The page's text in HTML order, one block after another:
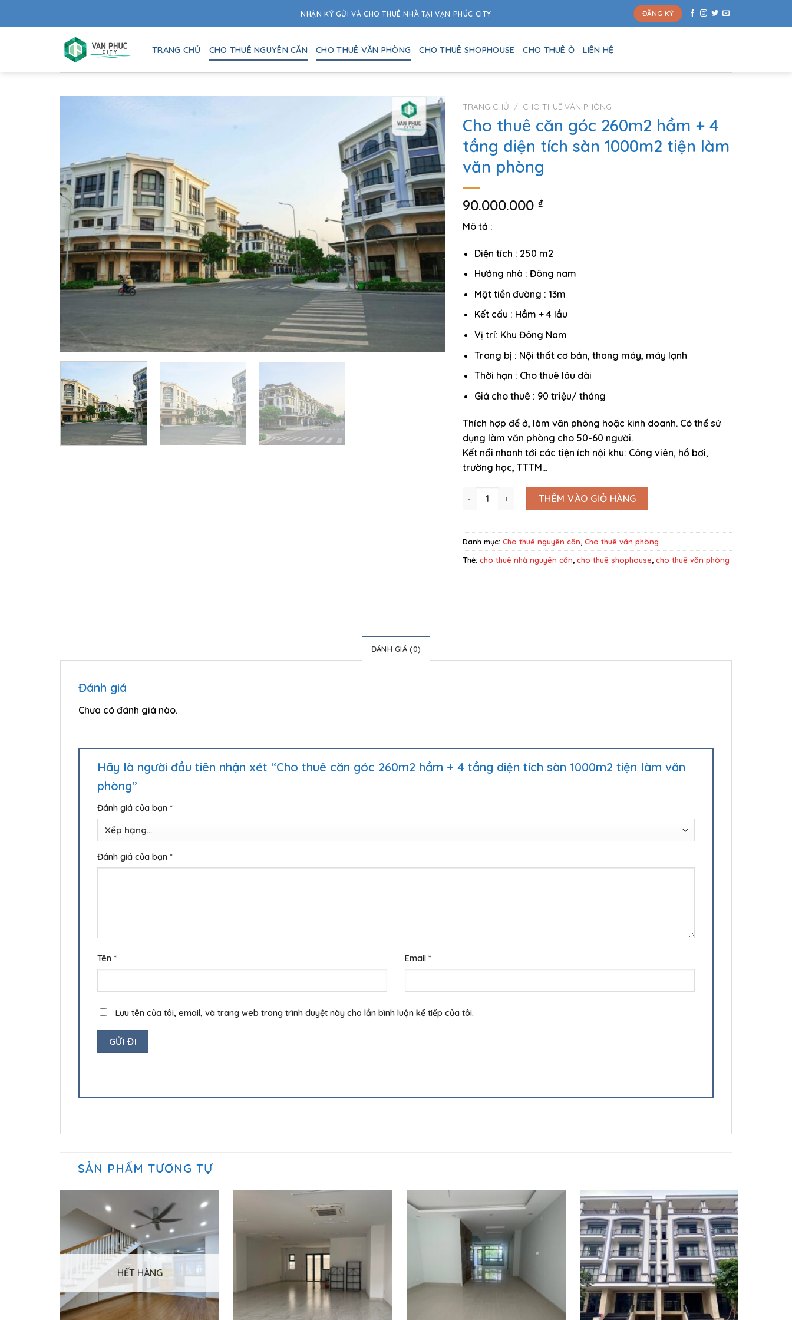
NHẬN KÝ GỬI VÀ CHO THUÊ NHÀ TẠI VẠN PHÚC CITY ĐĂNG KÝ
TRANG CHỦ CHO THUÊ NGUYÊN CĂN CHO THUÊ VĂN PHÒNG CHO THUÊ SHOPHOUSE CHO THUÊ Ở LIÊN HỆ
TRANG CHỦ / CHO THUÊ VĂN PHÒNG
Cho thuê căn góc 260m2 hầm + 4
tầng diện tích sàn 1000m2 tiện làm
văn phòng
90.000.000 ₫
Mô tả :
Diện tích : 250 m2
Hướng nhà : Đông nam
Mặt tiền đường : 13m
Kết cấu : Hầm + 4 lầu
Vị trí: Khu Đông Nam
Trang bị : Nội thất cơ bản, thang máy, máy lạnh
Thời hạn : Cho thuê lâu dài
Giá cho thuê : 90 triệu/ tháng
Thích hợp để ở, làm văn phòng hoặc kinh doanh. Có thể sử
dụng làm văn phòng cho 50-60 người.
Kết nối nhanh tới các tiện ích nội khu: Công viên, hồ bơi,
trường học, TTTM…
Cho thuê căn góc 260m2 hầm + 4 tầng diện tích sàn 1000m2 tiện làm văn phòng
THÊM VÀO GIỎ HÀNG
Danh mục: Cho thuê nguyên căn, Cho thuê văn phòng
Thẻ: cho thuê nhà nguyên căn, cho thuê shophouse, cho thuê văn phòng
ĐÁNH GIÁ (0)
Đánh giá
Chưa có đánh giá nào.
Hãy là người đầu tiên nhận xét “Cho thuê căn góc 260m2 hầm + 4 tầng diện tích sàn 1000m2 tiện làm văn
phòng”
Đánh giá của bạn *
Đánh giá của bạn *
Tên * Email *
Lưu tên của tôi, email, và trang web trong trình duyệt này cho lần bình luận kế tiếp của tôi.
SẢN PHẨM TƯƠNG TỰ
HẾT HÀNG